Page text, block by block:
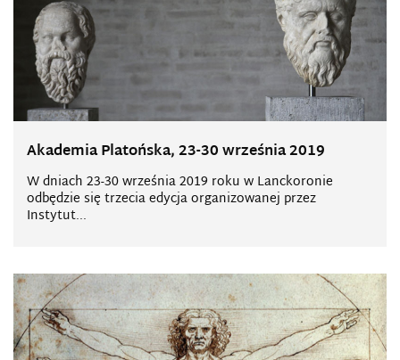
Akademia Platońska, 23-30 września 2019
W dniach 23-30 września 2019 roku w Lanckoronie
odbędzie się trzecia edycja organizowanej przez
Instytut...